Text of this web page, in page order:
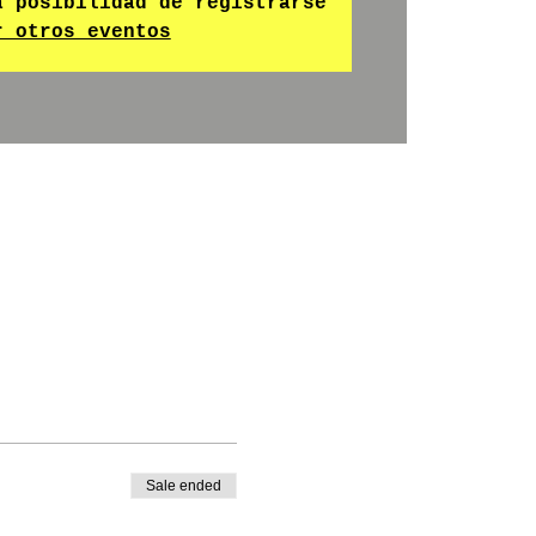
otros eventos
Sale ended